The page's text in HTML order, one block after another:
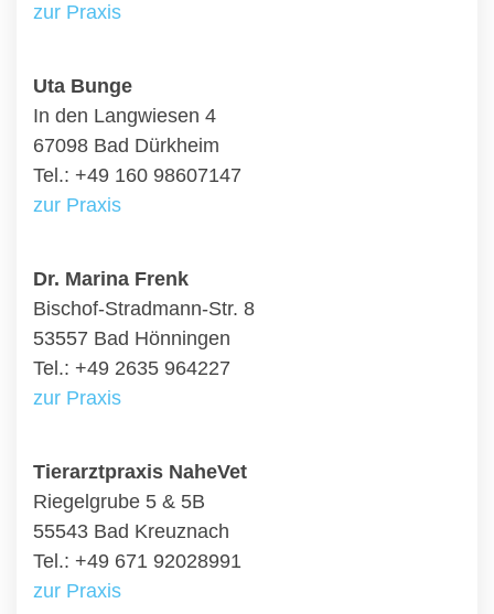
zur Praxis
Uta Bunge
In den Langwiesen 4
67098 Bad Dürkheim
Tel.: +49 160 98607147
zur Praxis
Dr. Marina Frenk
Bischof-Stradmann-Str. 8
53557 Bad Hönningen
Tel.: +49 2635 964227
zur Praxis
Tierarztpraxis NaheVet
Riegelgrube 5 & 5B
55543 Bad Kreuznach
Tel.: +49 671 92028991
zur Praxis